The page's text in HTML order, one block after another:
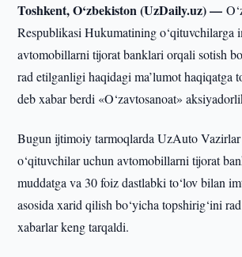
Toshkent, O‘zbekiston (UzDaily.uz) —
Respublikasi Hukumatining o‘qituvchilarga
avtomobillarni tijorat banklari orqali sotish
rad etilganligi haqidagi ma’lumot haqiqatga
deb xabar berdi «O‘zavtosanoat»
Bugun ijtimoiy tarmoqlarda UzAuto
o‘qituvchilar uchun avtomobillarni tijorat
muddatga va 30 foiz dastlabki to‘lov bilan
asosida xarid qilish bo‘yicha topshirig‘ini
xabarlar keng tarqaldi.